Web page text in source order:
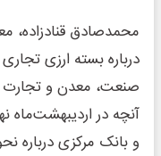
محمدصادق قنادزاده،
درباره بسته ارزی
صنعت، معدن و تجارت
آنچه در اردیبهشت‌ماه
و بانک مرکزی درباره